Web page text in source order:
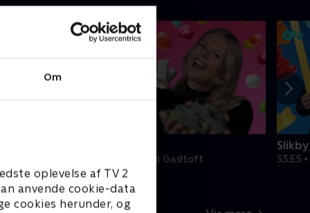
Om
oplevelse af TV 2
anvende cookie-data
cookies herunder, og
S3:E4 • Slikmad med Gadtoft S3:E5